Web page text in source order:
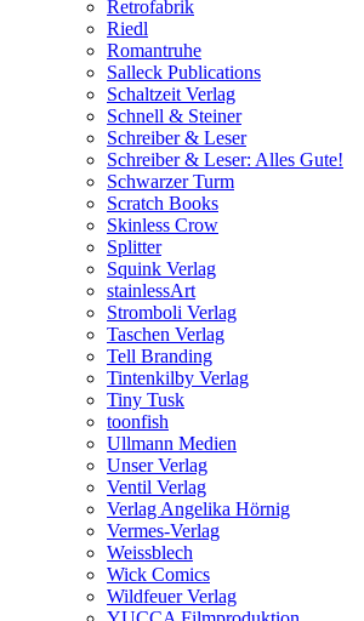
Retrofabrik
Riedl
Romantruhe
Salleck Publications
Schaltzeit Verlag
Schnell & Steiner
Schreiber & Leser
Schreiber & Leser: Alles Gute!
Schwarzer Turm
Scratch Books
Skinless Crow
Splitter
Squink Verlag
stainlessArt
Stromboli Verlag
Taschen Verlag
Tell Branding
Tintenkilby Verlag
Tiny Tusk
toonfish
Ullmann Medien
Unser Verlag
Ventil Verlag
Verlag Angelika Hörnig
Vermes-Verlag
Weissblech
Wick Comics
Wildfeuer Verlag